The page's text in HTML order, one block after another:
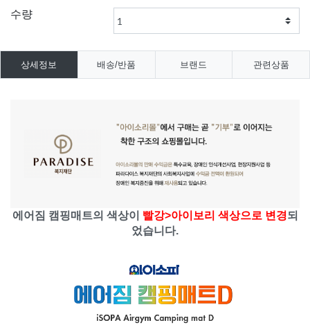
수량
상세정보 배송/반품 브랜드 관련상품
에어짐 캠핑매트의 색상이 빨강>아이보리 색상으로 변경되
었습니다.